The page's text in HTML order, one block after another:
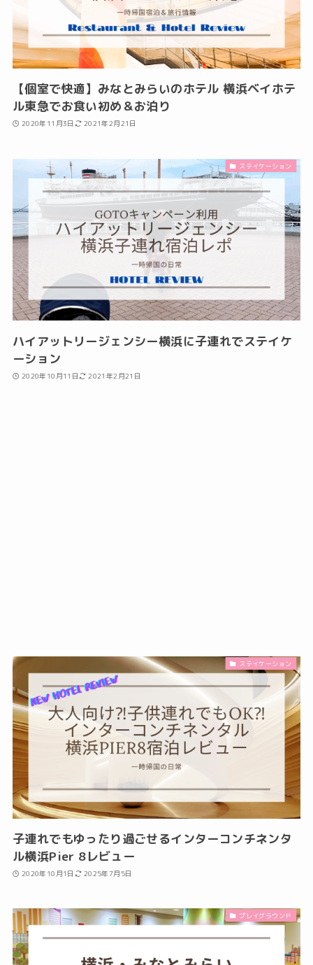
【個室で快適】みなとみらいのホテル 横浜ベイホテ
ル東急でお食い初め＆お泊り
2020年11月3日 2021年2月21日
ステイケーション
ハイアットリージェンシー横浜に子連れでステイケ
ーション
2020年10月11日 2021年2月21日
ステイケーション
子連れでもゆったり過ごせるインターコンチネンタ
ル横浜Pier 8レビュー
2020年10月1日 2025年7月5日
プレイグラウンド